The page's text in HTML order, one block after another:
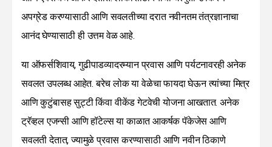
अपग्रेड करण्यासाठी आणि सवलतीच्या दरात नवीनतम तंत्रज्ञानाचा
आनंद घेण्यासाठी ही उत्तम वेळ आहे.
या ऑफर्सशिवाय, गुढीपाडव्यादरम्यान प्रवास आणि पर्यटनावरही अनेक
सवलत उपलब्ध आहेत. बरेच लोक या वेळेचा फायदा घेऊन त्यांच्या मित्र
आणि कुटुंबासह सुट्टी किंवा वीकेंड गेटवेची योजना आखतात. अनेक
ट्रॅव्हल एजन्सी आणि हॉटेल्स या काळात आकर्षक पॅकेजेस आणि
सवलती देतात, ज्यामुळे प्रवास करण्यासाठी आणि नवीन ठिकाणे